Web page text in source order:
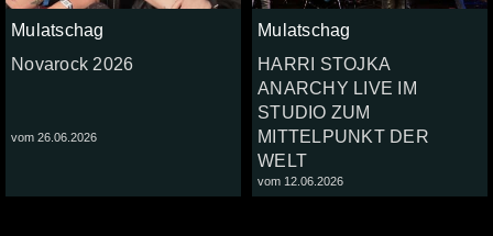
Mulatschag
Novarock 2026
vom 26.06.2026
Mulatschag
HARRI STOJKA
ANARCHY LIVE IM
STUDIO ZUM
MITTELPUNKT DER
WELT
vom 12.06.2026